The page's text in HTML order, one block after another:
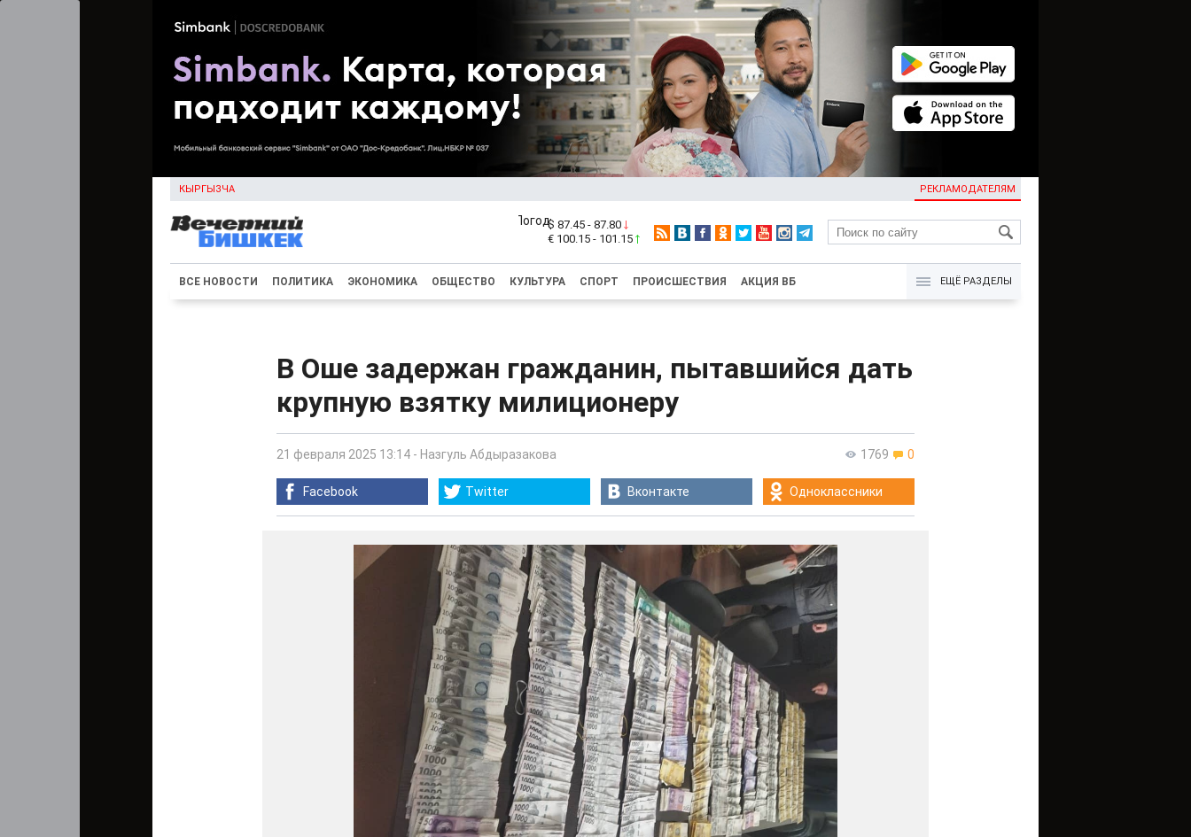
КЫРГЫЗЧА РЕКЛАМОДАТЕЛЯМ
KG
$ 87.45 - 87.80
€ 100.15 - 101.15
ВСЕ НОВОСТИ ПОЛИТИКА ЭКОНОМИКА ОБЩЕСТВО КУЛЬТУРА СПОРТ ПРОИСШЕСТВИЯ АКЦИЯ ВБ ЕЩЁ РАЗДЕЛЫ
В Оше задержан гражданин, пытавшийся дать
крупную взятку милиционеру
1769 0
21 февраля 2025 13:14 - Назгуль Абдыразакова
Facebook Twitter Вконтакте Одноклассники